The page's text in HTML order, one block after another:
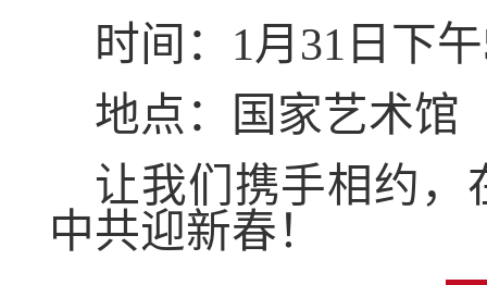
时间： 1月 31 日下午
地点：国家艺术馆
让我们携手相约，
中共迎新春！